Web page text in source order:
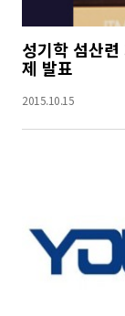
성기학 섬산
제 발표
2015.10.15